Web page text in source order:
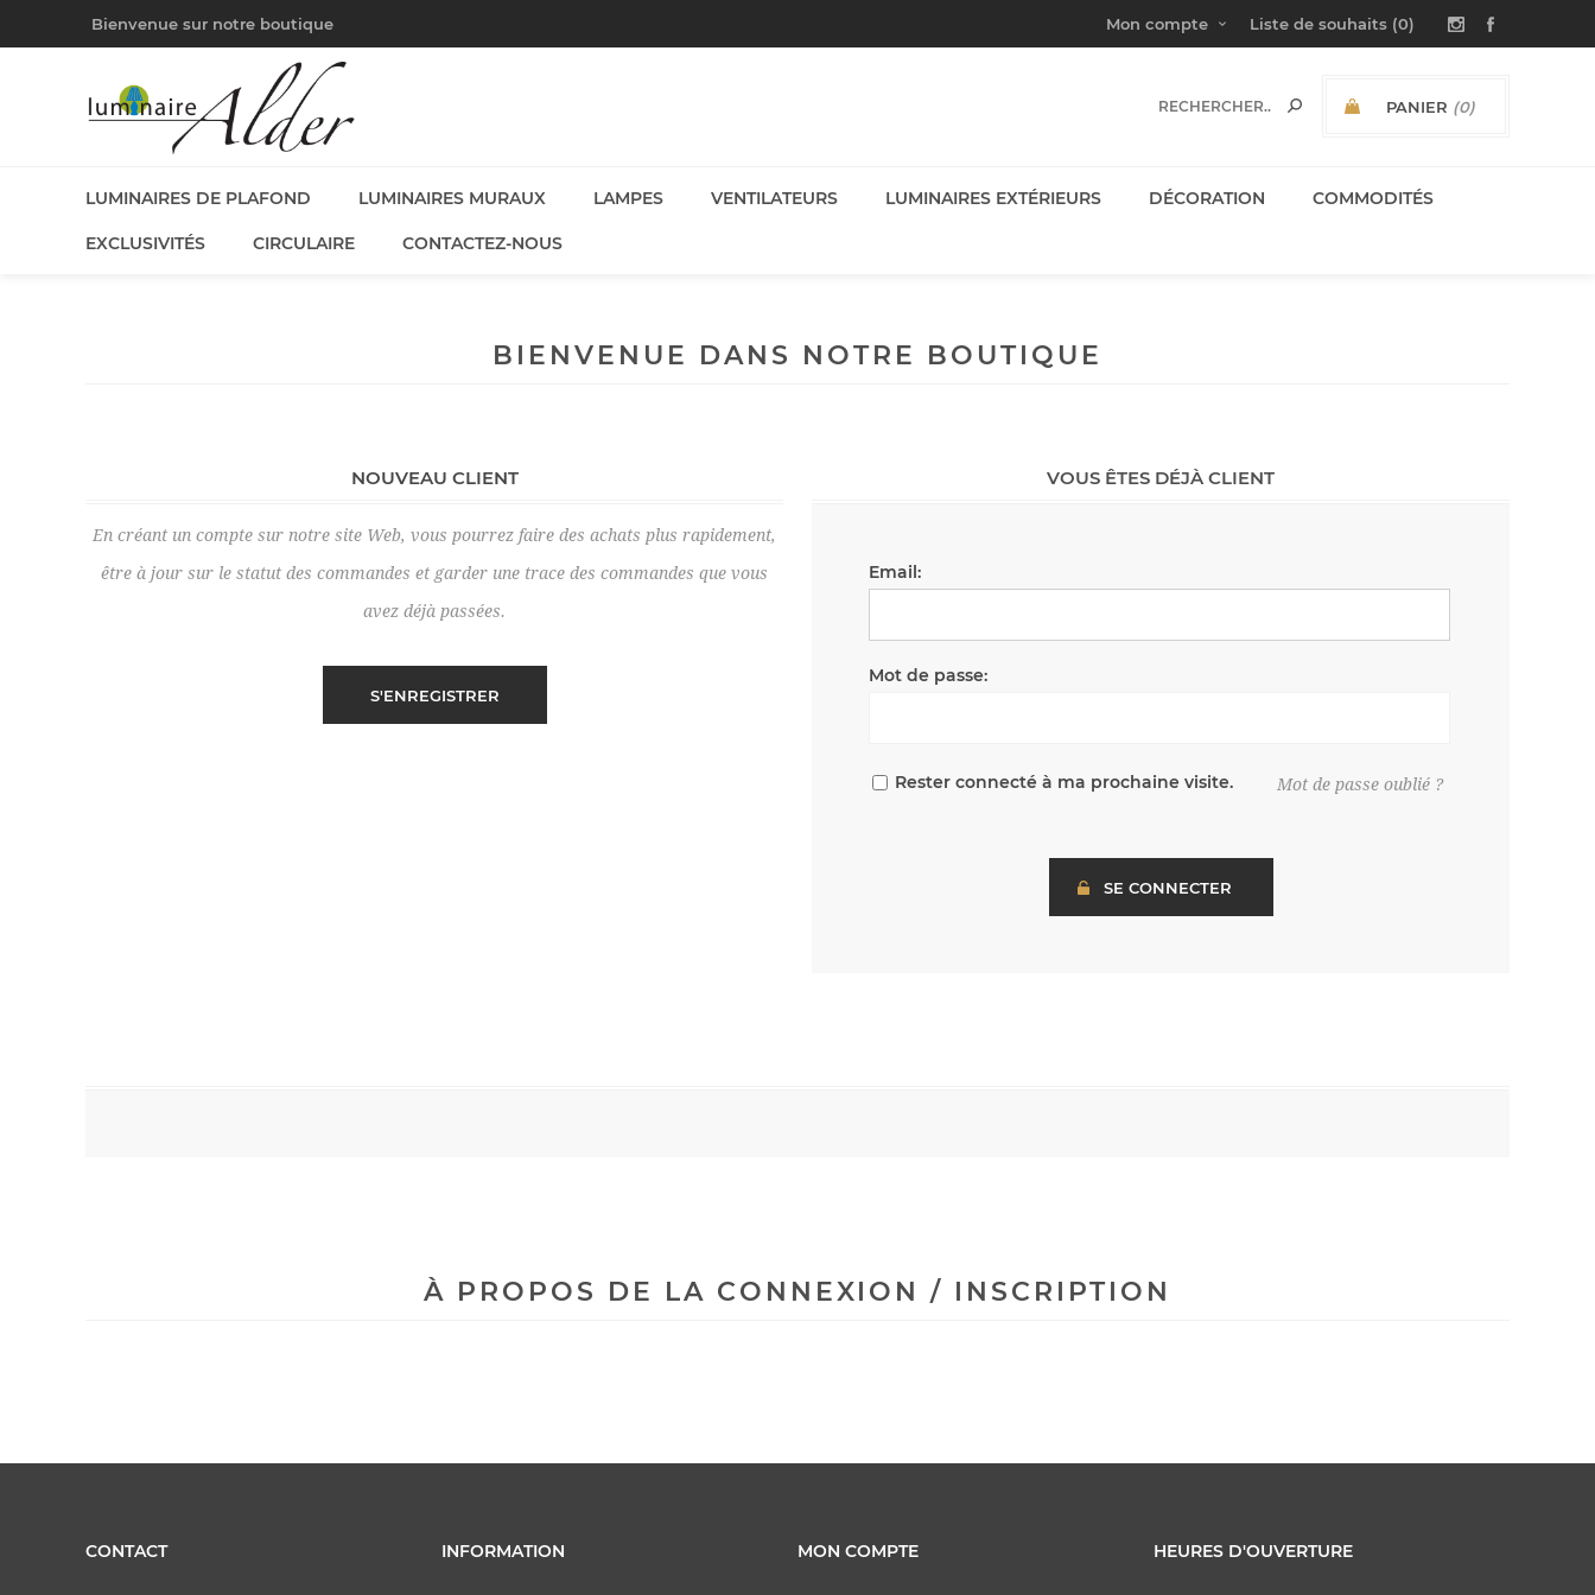
Bienvenue sur notre boutique Mon compte Liste de souhaits (0)
PANIER (0)
LUMINAIRES DE PLAFOND LUMINAIRES MURAUX LAMPES VENTILATEURS LUMINAIRES EXTÉRIEURS DÉCORATION COMMODITÉS
EXCLUSIVITÉS CIRCULAIRE CONTACTEZ-NOUS
BIENVENUE DANS NOTRE BOUTIQUE
NOUVEAU CLIENT
En créant un compte sur notre site Web, vous pourrez faire des achats plus rapidement,
être à jour sur le statut des commandes et garder une trace des commandes que vous
avez déjà passées.
VOUS ÊTES DÉJÀ CLIENT
Email:
Mot de passe:
Rester connecté à ma prochaine visite. Mot de passe oublié ?
À PROPOS DE LA CONNEXION / INSCRIPTION
CONTACT INFORMATION MON COMPTE HEURES D'OUVERTURE